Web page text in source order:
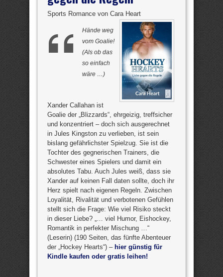
Sports Romance von Cara Heart
Hände weg
vom Goalie!
(Als ob das
so einfach
wäre …)
Xander Callahan ist
Goalie der „Blizzards“, ehrgeizig, treffsicher
und konzentriert – doch sich ausgerechnet
in Jules Kingston zu verlieben, ist sein
bislang gefährlichster Spielzug. Sie ist die
Tochter des gegnerischen Trainers, die
Schwester eines Spielers und damit ein
absolutes Tabu. Auch Jules weiß, dass sie
Xander auf keinen Fall daten sollte, doch ihr
Herz spielt nach eigenen Regeln. Zwischen
Loyalität, Rivalität und verbotenen Gefühlen
stellt sich die Frage: Wie viel Risiko steckt
in dieser Liebe? „… viel Humor, Eishockey,
Romantik in perfekter Mischung …“
(Leserin) (190 Seiten, das fünfte Abenteuer
der „Hockey Hearts“) – hier günstig für
Kindle kaufen oder gratis leihen!